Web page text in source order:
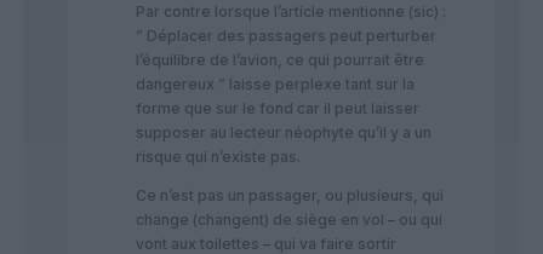
Par contre lorsque l’article mentionne (sic) :
” Déplacer des passagers peut perturber
l’équilibre de l’avion, ce qui pourrait être
dangereux ” laisse perplexe tant sur la
forme que sur le fond car il peut laisser
supposer au lecteur néophyte qu’il y a un
risque qui n’existe pas.
Ce n’est pas un passager, ou plusieurs, qui
change (changent) de siège en vol – ou qui
vont aux toilettes – qui va faire sortir